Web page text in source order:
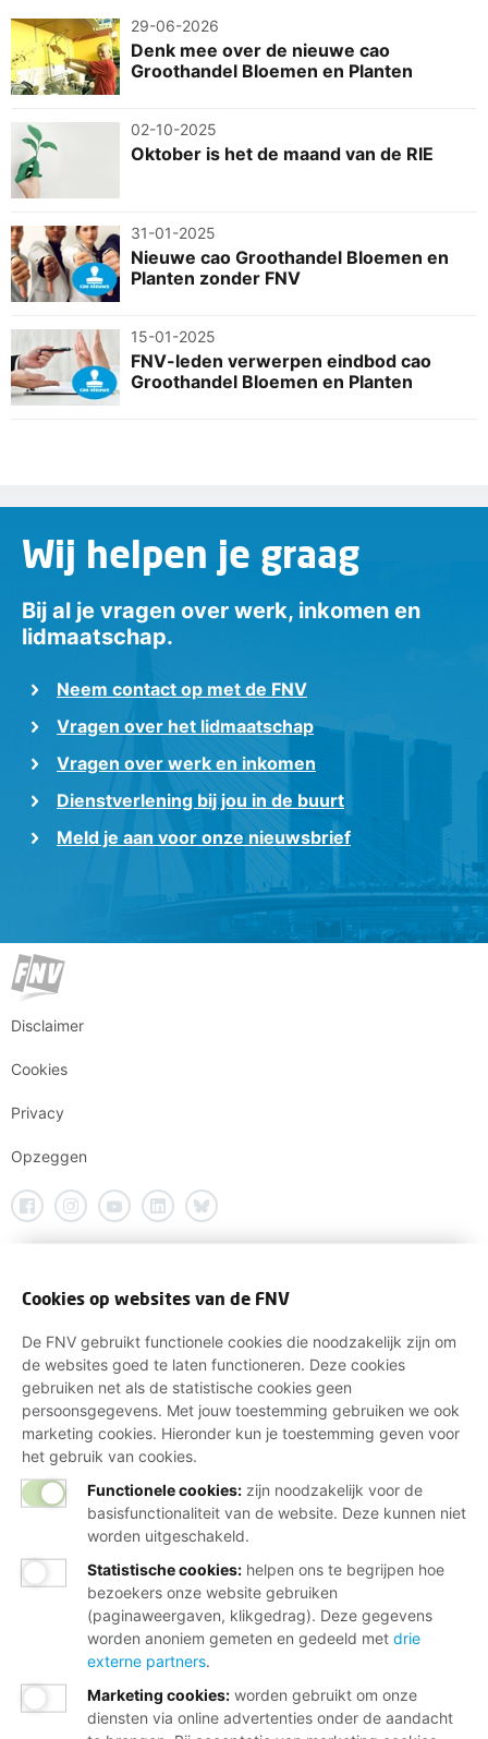
29-06-2026
Denk mee over de nieuwe cao
Groothandel Bloemen en Planten
02-10-2025
Oktober is het de maand van de RIE
31-01-2025
Nieuwe cao Groothandel Bloemen en
Planten zonder FNV
15-01-2025
FNV-leden verwerpen eindbod cao
Groothandel Bloemen en Planten
Wij helpen je graag
Bij al je vragen over werk, inkomen en
lidmaatschap.
Neem contact op met de FNV
Vragen over het lidmaatschap
Vragen over werk en inkomen
Dienstverlening bij jou in de buurt
Meld je aan voor onze nieuwsbrief
Disclaimer
Cookies
Privacy
Opzeggen
Cookies op websites van de FNV
De FNV gebruikt functionele cookies die noodzakelijk zijn om
de websites goed te laten functioneren. Deze cookies
gebruiken net als de statistische cookies geen
persoonsgegevens. Met jouw toestemming gebruiken we ook
marketing cookies. Hieronder kun je toestemming geven voor
het gebruik van cookies.
Functionele cookies: zijn noodzakelijk voor de
basisfunctionaliteit van de website. Deze kunnen niet
worden uitgeschakeld.
Statistische cookies: helpen ons te begrijpen hoe
bezoekers onze website gebruiken
(paginaweergaven, klikgedrag). Deze gegevens
worden anoniem gemeten en gedeeld met drie
externe partners.
Marketing cookies: worden gebruikt om onze
diensten via online advertenties onder de aandacht